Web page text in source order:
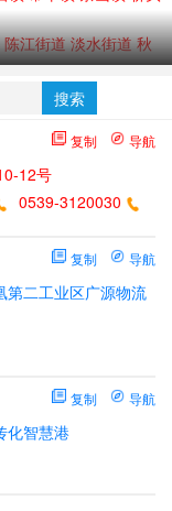
江街道 淡水街道 秋
华强北 观澜 坪山 清
澜 龙岗布吉 南联 平
门 长安沙头 长安街
淡水 惠东 博罗
搜索
复制 导航
12号
0539-3120030
复制 导航
第二工业区广源物流
复制 导航
化智慧港